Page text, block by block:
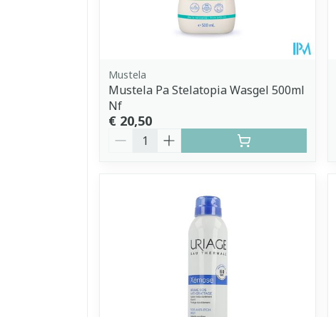
Mustela
Mustela Pa Stelatopia Wasgel 500ml
Nf
€ 20,50
Aantal